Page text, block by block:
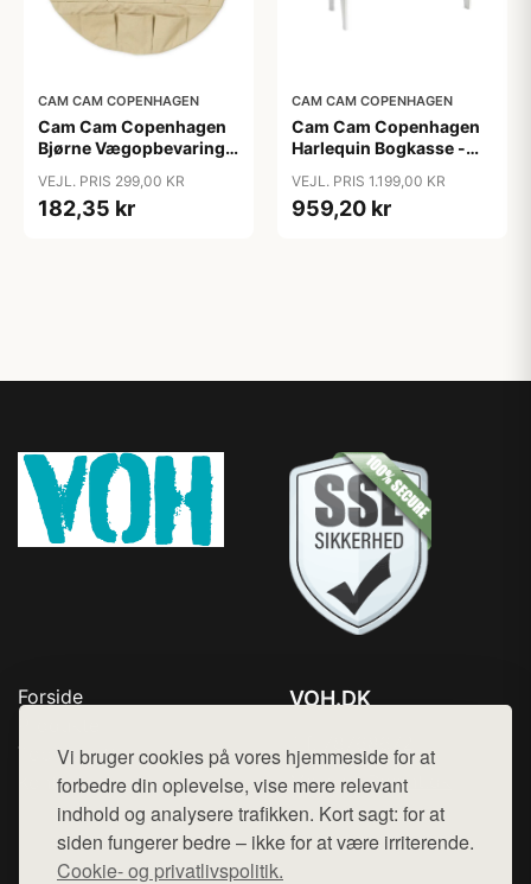
Vi bruger cookies på vores hjemmeside for at
forbedre din oplevelse, vise mere relevant
indhold og analysere trafikken. Kort sagt: for at
siden fungerer bedre – ikke for at være irriterende.
Cookie- og privatlivspolitik.
CAM CAM COPENHAGEN
Cam Cam Copenhagen
Bjørne Vægopbevaring -
VEJL. PRIS 299,00 KR
182,35 kr
CAM CAM COPENHAGEN
Cam Cam Copenhagen
Harlequin Bogkasse -
VEJL. PRIS 1.199,00 KR
959,20 kr
Forside
Top Rabatter
Kontakt
VOH.DK
Mail: hej@want.dk
Cookie- og privatlivspolitik